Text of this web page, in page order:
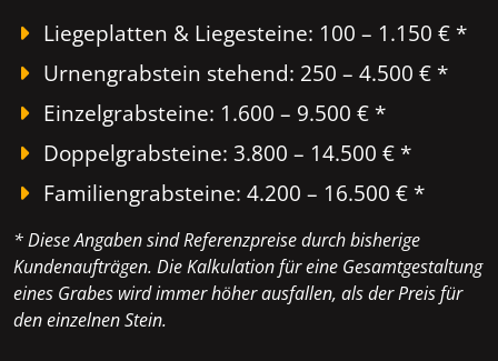
Liegeplatten & Liegesteine: 100 – 1.150 € *
Urnengrabstein stehend: 250 – 4.500 € *
Einzelgrabsteine: 1.600 – 9.500 € *
Doppelgrabsteine: 3.800 – 14.500 € *
Familiengrabsteine: 4.200 – 16.500 € *
* Diese Angaben sind Referenzpreise durch bisherige
Kundenaufträgen. Die Kalkulation für eine Gesamtgestaltung
eines Grabes wird immer höher ausfallen, als der Preis für
den einzelnen Stein.